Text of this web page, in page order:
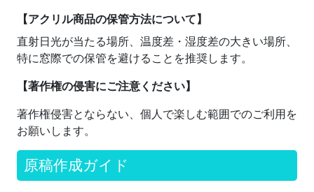
【アクリル商品の保管方法について】
直射日光が当たる場所、温度差・湿度差の大きい場所、
特に窓際での保管を避けることを推奨します。
【著作権の侵害にご注意ください】
著作権侵害とならない、個人で楽しむ範囲でのご利用を
お願いします。
原稿作成ガイド